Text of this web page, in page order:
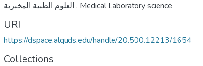
, Medical Laboratory science
URI
https://dspace.alquds.edu/handle/20.500.12213/1654
Collections